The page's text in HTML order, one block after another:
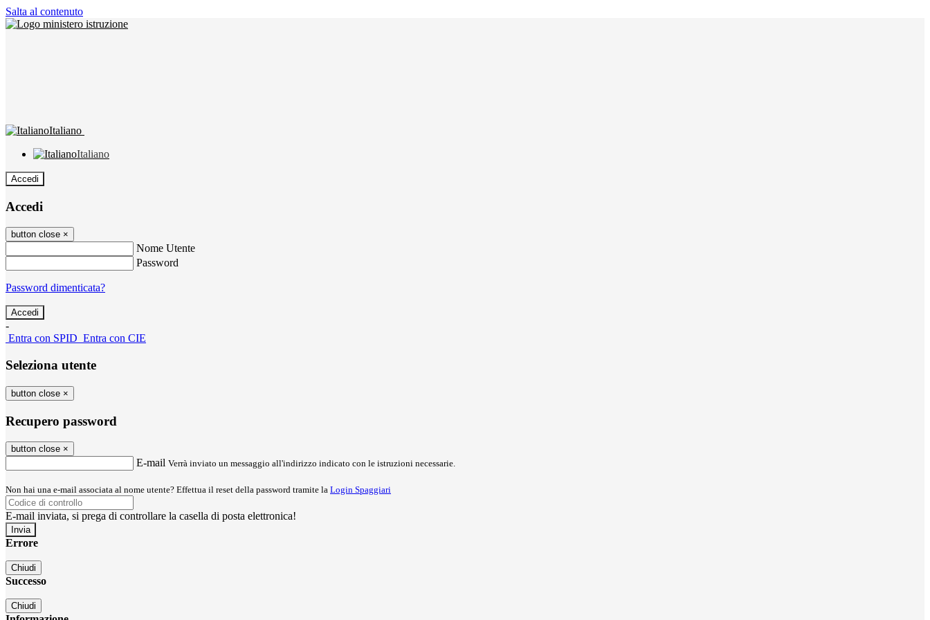
Salta al contenuto
Italiano
Italiano
Accedi
Accedi
button close ×
Nome Utente
Password
Password dimenticata?
-
Entra con SPID Entra con CIE
Seleziona utente
button close ×
Recupero password
button close ×
E-mail Verrà inviato un messaggio all'indirizzo indicato con le istruzioni necessarie.
Non hai una e-mail associata al nome utente? Effettua il reset della password tramite la Login Spaggiari
E-mail inviata, si prega di controllare la casella di posta elettronica!
Errore
Chiudi
Successo
Chiudi